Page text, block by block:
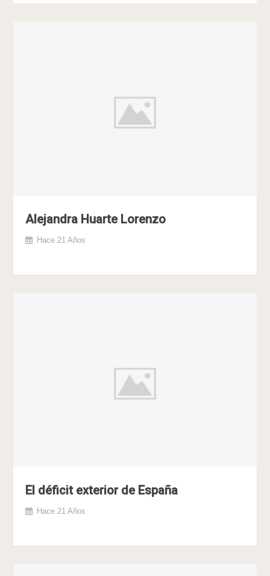
Alejandra Huarte Lorenzo
Hace 21 Años
El déficit exterior de España
Hace 21 Años